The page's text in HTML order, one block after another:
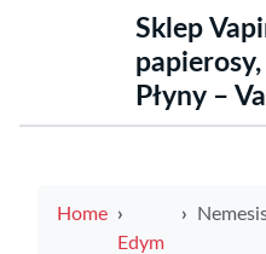
Sklep
Płyny –
Home
Edym
Nemesis Vape –